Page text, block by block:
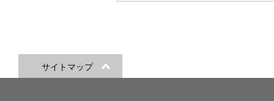
サイトマップ